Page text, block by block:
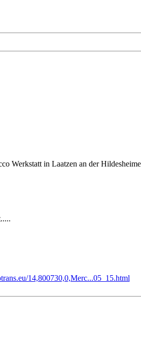
Werkstatt in Laatzen an der
14,800730,0,Merc...05_15.html